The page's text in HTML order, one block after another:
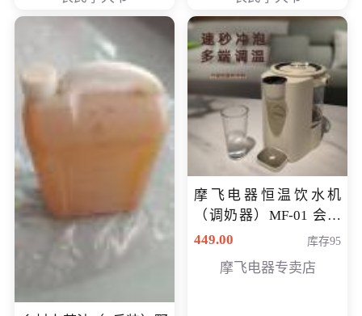
摩飞电器恒温饮水机
（调奶器）MF-01 会员
专享价366元
449.00 库存95
摩飞电器专卖店